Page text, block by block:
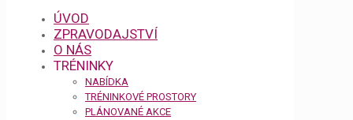
ÚVOD
ZPRAVODAJSTVÍ
O NÁS
TRÉNINKY
NABÍDKA
TRÉNINKOVÉ PROSTORY
PLÁNOVANÉ AKCE